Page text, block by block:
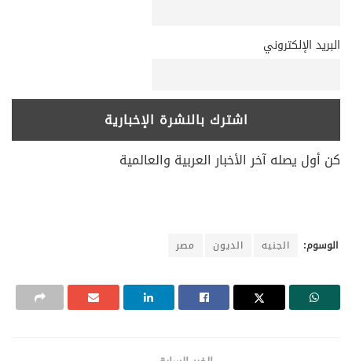
البريد الإلكتروني
كن أول يصله آخر الأخبار العربية والعالمية
الوسوم: الجنيه الديون مصر